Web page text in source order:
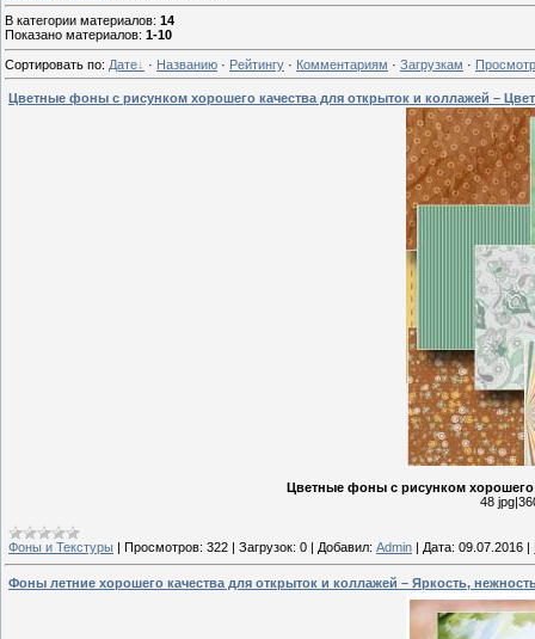
В категории материалов: 14
Показано материалов: 1-10
Сортировать по: Дате · Названию · Рейтингу · Комментариям · Загрузкам ·
Цветные фоны с рисунком хорошего качества для открыток и коллажей –
Цветные фоны с рисунком хорошего
48
Фоны и Текстуры | Просмотров: 322 | Загрузок: 0 | Добавил: Admin | Дата: 09.07.2016 |
Фоны летние хорошего качества для открыток и коллажей – Яркость,